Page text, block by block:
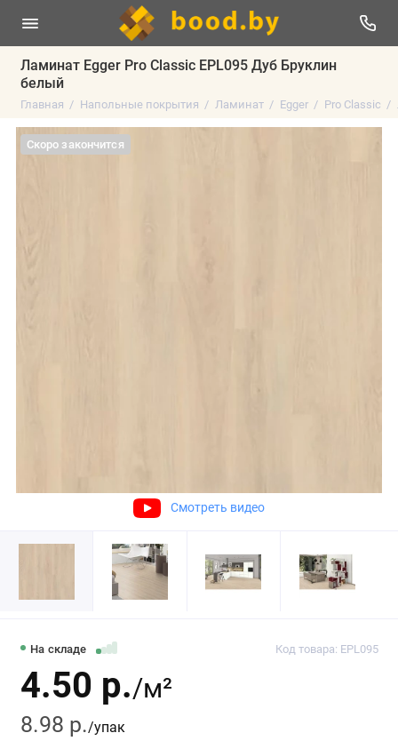
Ламинат Egger Pro Classic EPL095 Дуб Бруклин
белый
Главная Напольные покрытия Ламинат Egger Pro Classic
Скоро закончится
Смотреть видео
На складе Код товара: EPL095
4.50 р./м²
8.98 р./упак